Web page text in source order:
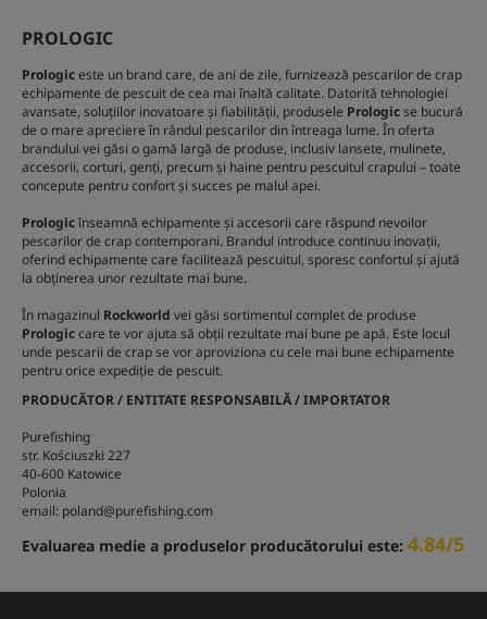
PROLOGIC
Prologiceste un brand care, de ani de zile, furnizează pescarilor de crap
echipamente de pescuit de cea mai înaltă calitate. Datorită tehnologiei
avansate, soluțiilor inovatoare și fiabilității, produsele Prologicse bucură
de o mare apreciere în rândul pescarilor din întreaga lume. În oferta
brandului vei găsi o gamă largă de produse, inclusiv lansete, mulinete,
accesorii, corturi, genți, precum și haine pentru pescuitul crapului – toate
concepute pentru confort și succes pe malul apei.
Prologicînseamnă echipamente și accesorii care răspund nevoilor
pescarilor de crap contemporani. Brandul introduce continuu inovații,
oferind echipamente care facilitează pescuitul, sporesc confortul și ajută
la obținerea unor rezultate mai bune.
În magazinul Rockworld vei găsi sortimentul complet de produse
Prologiccare te vor ajuta să obții rezultate mai bune pe apă. Este locul
unde pescarii de crap se vor aproviziona cu cele mai bune echipamente
pentru orice expediție de pescuit.
PRODUCĂTOR / ENTITATE RESPONSABILĂ / IMPORTATOR
Purefishing
str. Kościuszki 227
40-600 Katowice
Polonia
email: poland@purefishing.com
Evaluarea medie a produselor producătorului este: 4.84/5